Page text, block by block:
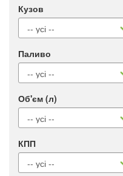
Кузов
Паливо
Об'єм (л)
КПП